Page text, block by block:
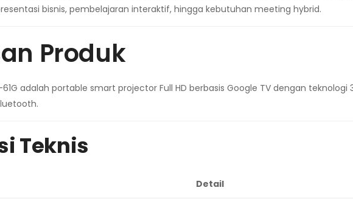
bisnis, pembelajaran interaktif, hingga kebutuhan meeting hybrid.
Produk
61G adalah portable smart projector Full HD berbasis Google TV dengan
Teknis
Detail